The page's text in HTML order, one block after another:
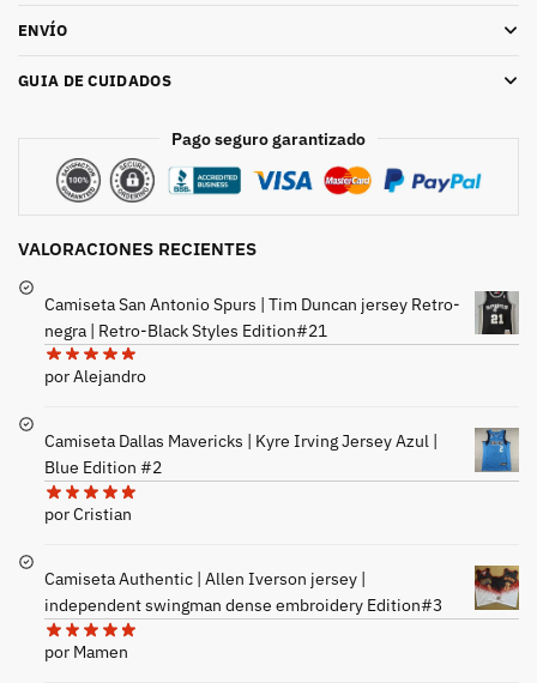
ENVÍO
GUIA DE CUIDADOS
Pago seguro garantizado
VALORACIONES RECIENTES
Camiseta San Antonio Spurs | Tim Duncan jersey Retro-
negra | Retro-Black Styles Edition#21
por Alejandro
Camiseta Dallas Mavericks | Kyre Irving Jersey Azul |
Blue Edition #2
por Cristian
Camiseta Authentic | Allen Iverson jersey |
independent swingman dense embroidery Edition#3
por Mamen